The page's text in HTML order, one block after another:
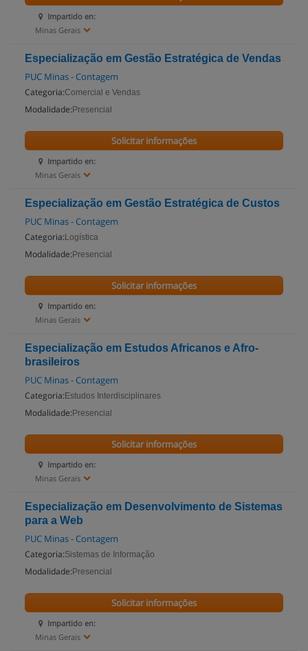
Impartido en:
Minas Gerais
Especialização em Gestão Estratégica de Vendas
PUC Minas - Contagem
Categoria:Comercial e Vendas
Modalidade: Presencial
Impartido en:
Minas Gerais
Solicitar informações
Especialização em Gestão Estratégica de Custos
PUC Minas - Contagem
Categoria: Logística
Modalidade: Presencial
Impartido en:
Minas Gerais
Solicitar informações
Especialização em Estudos Africanos e Afro-
brasileiros
PUC Minas - Contagem
Categoria: Estudos Interdisciplinares
Modalidade: Presencial
Impartido en:
Minas Gerais
Solicitar informações
Especialização em Desenvolvimento de Sistemas
para a Web
PUC Minas - Contagem
Categoria:Sistemas de Informação
Modalidade: Presencial
Impartido en:
Minas Gerais
Solicitar informações